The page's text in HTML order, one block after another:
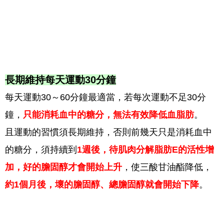
長期維持每天運動30分鐘
每天運動30～60分鐘最適當，若每次運動不足30分
鐘， 只能消耗血中的糖分，無法有效降低血脂肪。
且運動的習慣須長期維持，否則前幾天只是消耗血中
的糖分，須持續到 1週後，待肌肉分解脂肪E的活性增
加，好的膽固醇才會開始上升 ，使三酸甘油酯降低，
約1個月後，壞的膽固醇、總膽固醇就會開始下降。